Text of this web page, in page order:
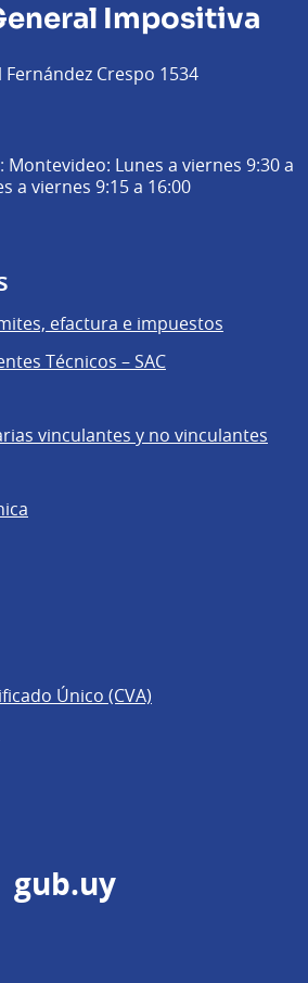
Impositiva
Fernández Crespo 1534
Montevideo: Lunes a viernes 9:30 a
a viernes 9:15 a 16:00
efactura e impuestos
Técnicos – SAC
vinculantes y no vinculantes
Único (CVA)
gub.uy